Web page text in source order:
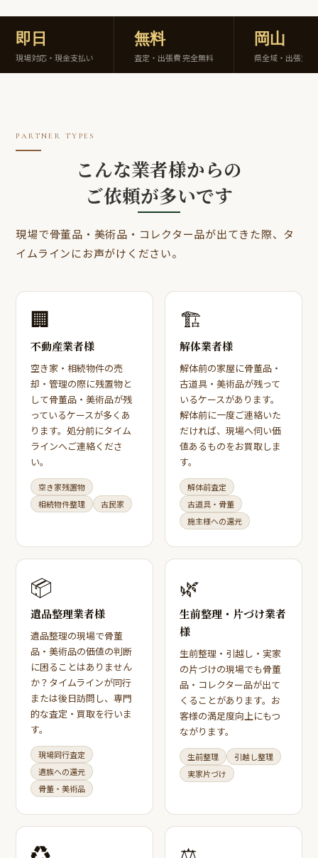
即日
現場対応・現金支払い
無料
査定・出張費 完全無料
岡山
県全域・出張対応
PARTNER TYPES
こんな業者様からの
ご依頼が多いです
現場で骨董品・美術品・コレクター品が出てきた際、タ
イムラインにお声がけください。
🏢
不動産業者様
空き家・相続物件の売
却・管理の際に残置物と
して骨董品・美術品が残
っているケースが多くあ
ります。処分前にタイム
ラインへご連絡くださ
い。
空き家残置物
相続物件整理
古民家
🏗
解体業者様
解体前の家屋に骨董品・
古道具・美術品が残って
いるケースがあります。
解体前に一度ご連絡いた
だければ、現場へ伺い価
値あるものをお買取しま
す。
解体前査定
古道具・骨董
施主様への還元
📦
遺品整理業者様
遺品整理の現場で骨董
品・美術品の価値の判断
に困ることはありません
か？タイムラインが同行
または後日訪問し、専門
的な査定・買取を行いま
す。
現場同行査定
遺族への還元
骨董・美術品
🌿
生前整理・片づけ業者
様
生前整理・引越し・実家
の片づけの現場でも骨董
品・コレクター品が出て
くることがあります。お
客様の満足度向上にもつ
ながります。
生前整理
引越し整理
実家片づけ